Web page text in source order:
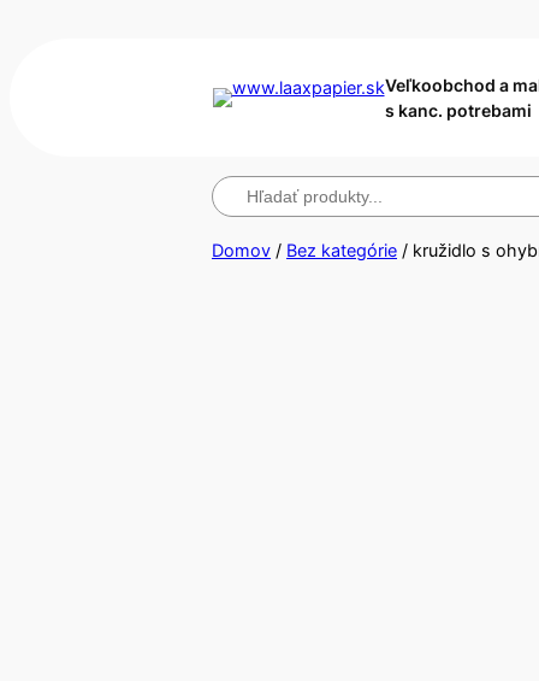
Veľkoobchod a
s kanc. potrebami
Hľadanie
Domov / Bez kategórie / kružidlo s